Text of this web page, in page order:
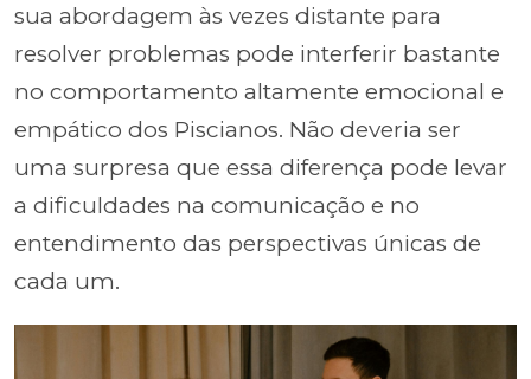
sua abordagem às vezes distante para
resolver problemas pode interferir bastante
no comportamento altamente emocional e
empático dos Piscianos. Não deveria ser
uma surpresa que essa diferença pode levar
a dificuldades na comunicação e no
entendimento das perspectivas únicas de
cada um.